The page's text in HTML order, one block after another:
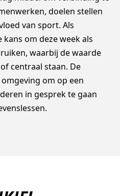
doelen stellen
van sport. Als
om deze week als
waarbij de waarde
centraal staan. De
om op een
in gesprek te gaan